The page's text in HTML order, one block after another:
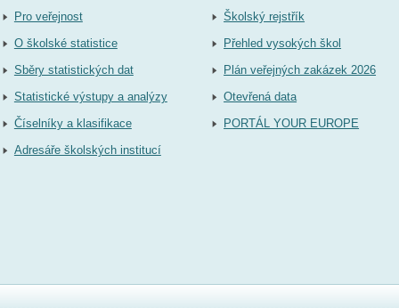
Pro veřejnost
O školské statistice
Sběry statistických dat
Statistické výstupy a analýzy
Číselníky a klasifikace
Adresáře školských institucí
Školský rejstřík
Přehled vysokých škol
Plán veřejných zakázek 2026
Otevřená data
PORTÁL YOUR EUROPE